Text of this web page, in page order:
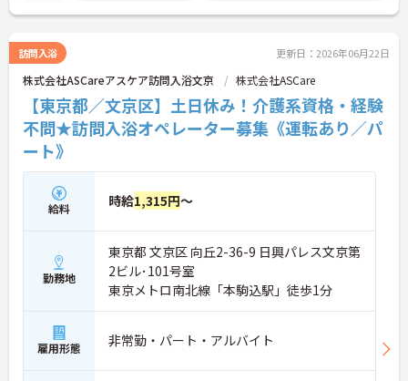
ください！
訪問入浴 更新日：2026年06月22日
株式会社ASCareアスケア訪問入浴文京 株式会社ASCare
【東京都／文京区】土日休み！介護系資格・経験
不問★訪問入浴オペレーター募集《運転あり／パ
ート》
給料 時給1,315円～
勤務地
東京都 文京区 向丘2-36-9 日興パレス文京第
2ビル･101号室
東京メトロ南北線「本駒込駅」徒歩1分
雇用形態 非常勤・パート・アルバイト